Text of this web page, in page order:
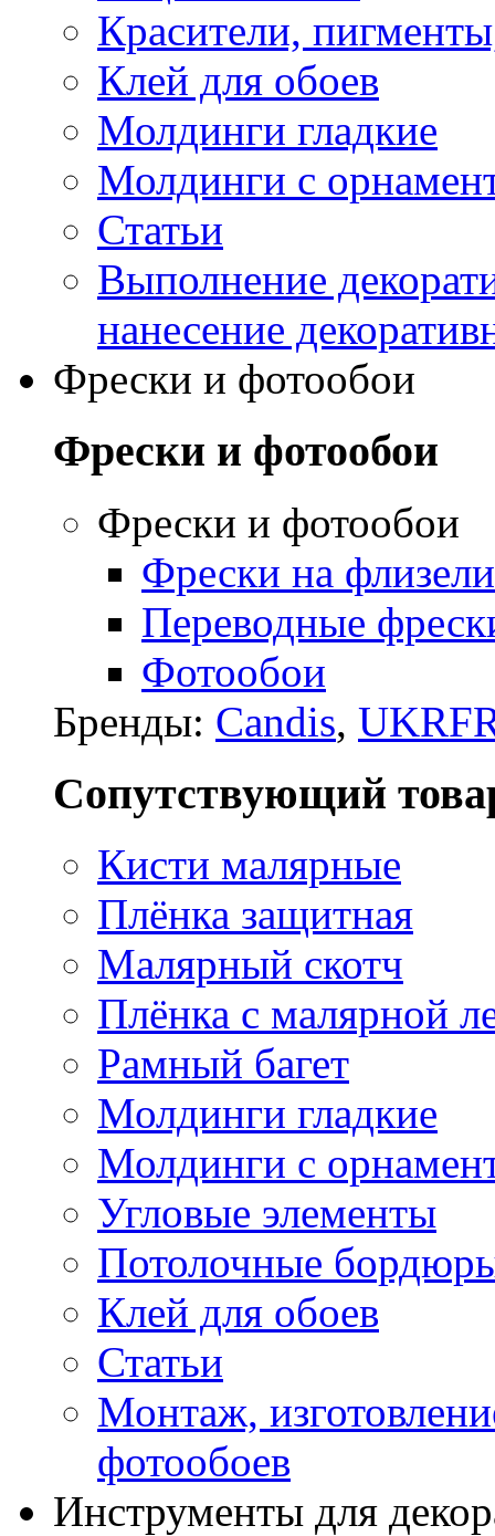
Красители,
Клей для обоев
Молдинги гладкие
Молдинги с
Статьи
Выполнение
нанесение
Фрески и фотообои
Фрески и фотообои
Фрески и фотообои
Фрески на
Переводные
Фотообои
Бренды: Candis,
Сопутствующий
Кисти малярные
Плёнка защитная
Малярный скотч
Плёнка с малярной
Рамный багет
Молдинги гладкие
Молдинги с
Угловые элементы
Потолочные
Клей для обоев
Статьи
Монтаж,
фотообоев
Инструменты для